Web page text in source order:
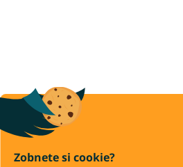
Zobnete si cookie?